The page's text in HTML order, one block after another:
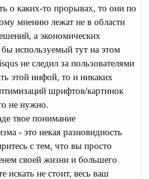
о каких-то прорывах, то они по
мнению лежат не в области
а экономических
используемый тут на этом
не следил за пользователями
этой инфой, то и никаких
шрифтов/картинок
не нужно.
твое понимание
- это некая разновидность
с тем, что вы просто
своей жизни и большего
искать не стоит, весь ваш